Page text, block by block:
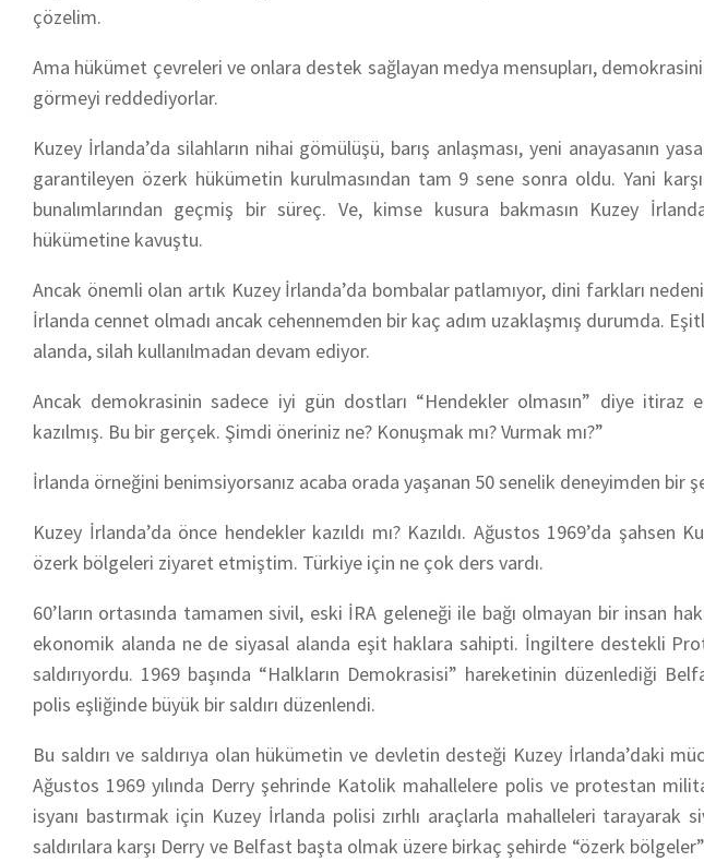
çözelim.
Ama hükümet çevreleri ve onlara destek sağlayan medya mensupları,
görmeyi reddediyorlar.
Kuzey İrlanda’da silahların nihai gömülüşü, barış anlaşması, yeni anayasanın
garantileyen özerk hükümetin kurulmasından tam 9 sene sonra oldu. Yani
bunalımlarından geçmiş bir süreç. Ve, kimse kusura bakmasın Kuzey
hükümetine kavuştu.
Ancak önemli olan artık Kuzey İrlanda’da bombalar patlamıyor, dini farkları
İrlanda cennet olmadı ancak cehennemden bir kaç adım uzaklaşmış durumda.
alanda, silah kullanılmadan devam ediyor.
Ancak demokrasinin sadece iyi gün dostları “Hendekler olmasın” diye itiraz
kazılmış. Bu bir gerçek. Şimdi öneriniz ne? Konuşmak mı? Vurmak mı?”
İrlanda örneğini benimsiyorsanız acaba orada yaşanan 50 senelik deneyimden bir
Kuzey İrlanda’da önce hendekler kazıldı mı? Kazıldı. Ağustos 1969’da şahsen
özerk bölgeleri ziyaret etmiştim. Türkiye için ne çok ders vardı.
60’ların ortasında tamamen sivil, eski İRA geleneği ile bağı olmayan bir insan
ekonomik alanda ne de siyasal alanda eşit haklara sahipti. İngiltere destekli
saldırıyordu. 1969 başında “Halkların Demokrasisi” hareketinin düzenlediği
polis eşliğinde büyük bir saldırı düzenlendi.
Bu saldırı ve saldırıya olan hükümetin ve devletin desteği Kuzey İrlanda’daki
Ağustos 1969 yılında Derry şehrinde Katolik mahallelere polis ve protestan
isyanı bastırmak için Kuzey İrlanda polisi zırhlı araçlarla mahalleleri tarayarak
saldırılara karşı Derry ve Belfast başta olmak üzere birkaç şehirde “özerk